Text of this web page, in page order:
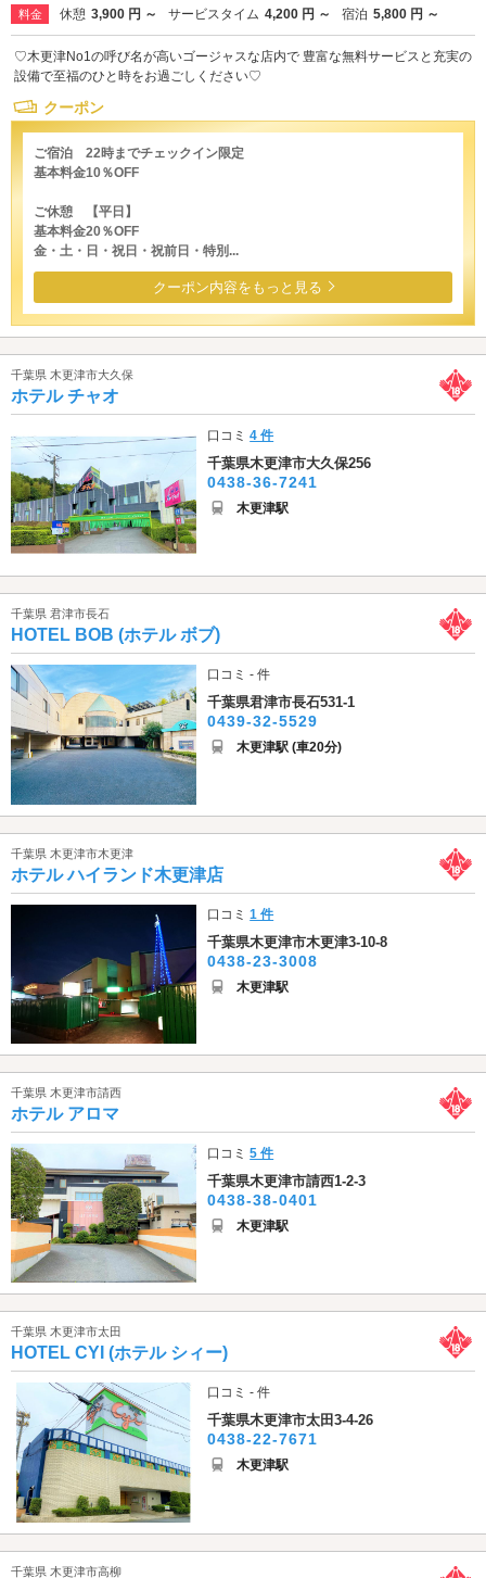
料金 休憩 3,900 円 ～ サービスタイム 4,200 円 ～ 宿泊 5,800 円 ～
♡木更津No1の呼び名が高いゴージャスな店内で 豊富な無料サービスと充実の
設備で至福のひと時をお過ごしください♡
クーポン
ご宿泊 22時までチェックイン限定
基本料金10％OFF
ご休憩 【平日】
基本料金20％OFF
金・土・日・祝日・祝前日・特別...
クーポン内容をもっと見る
千葉県 木更津市大久保
ホテル チャオ
口コミ4 件
千葉県木更津市大久保256
0438-36-7241
木更津駅
千葉県 君津市長石
HOTEL BOB (ホテル ボブ)
口コミ - 件
千葉県君津市長石531-1
0439-32-5529
木更津駅 (車20分)
千葉県 木更津市木更津
ホテル ハイランド木更津店
口コミ1 件
千葉県木更津市木更津3-10-8
0438-23-3008
木更津駅
千葉県 木更津市請西
ホテル アロマ
口コミ5 件
千葉県木更津市請西1-2-3
0438-38-0401
木更津駅
千葉県 木更津市太田
HOTEL CYI (ホテル シィー)
口コミ - 件
千葉県木更津市太田3-4-26
0438-22-7671
木更津駅
千葉県 木更津市高柳